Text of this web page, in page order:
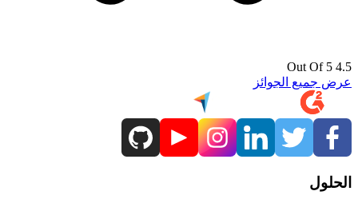
4.5 Out Of 5
عرض جميع الجوائز
الحلول